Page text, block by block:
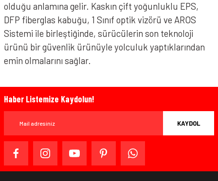
olduğu anlamına gelir. Kaskın çift yoğunluklu EPS,
DFP fiberglas kabuğu, 1 Sınıf optik vizörü ve AROS
Sistemi ile birleştiğinde, sürücülerin son teknoloji
ürünü bir güvenlik ürünüyle yolculuk yaptıklarından
emin olmalarını sağlar.
Haber Listemize Kaydolun!
KAYDOL